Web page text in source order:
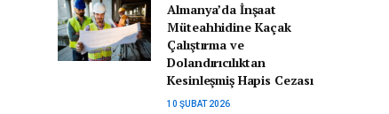
Almanya’da İnşaat
Müteahhidine Kaçak
Çalıştırma ve
Dolandırıcılıktan
Kesinleşmiş Hapis Cezası
10 ŞUBAT 2026